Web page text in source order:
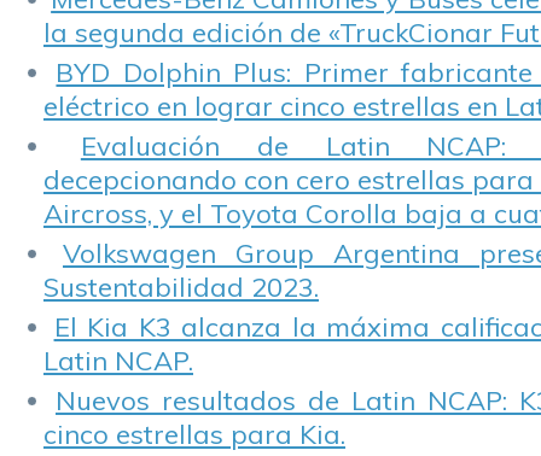
la segunda edición de «TruckCionar
BYD Dolphin Plus: Primer
eléctrico en lograr cinco estrellas en
Evaluación de Latin NCAP:
decepcionando con cero estrellas para
Aircross, y el Toyota Corolla baja a
Volkswagen Group Argentina
Sustentabilidad 2023.
El Kia K3 alcanza la máxima
Latin NCAP.
Nuevos resultados de Latin NCAP:
cinco estrellas para Kia.